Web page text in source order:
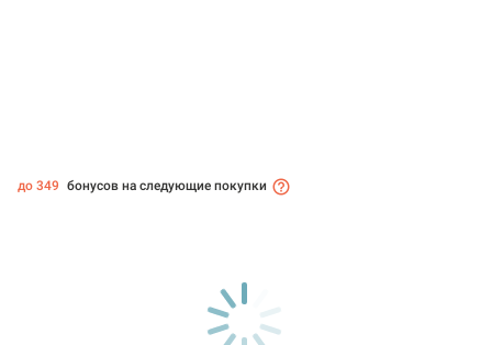
до 349 бонусов на следующие покупки